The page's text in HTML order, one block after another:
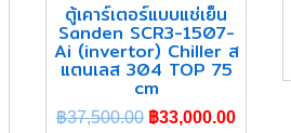
ตู้เคาร์เตอร์แบบแช่เย็น
Sanden SCR3-1507-
Ai (invertor) Chiller ส
แตนเลส 304 TOP 75
cm
฿37,500.00 ฿33,000.00